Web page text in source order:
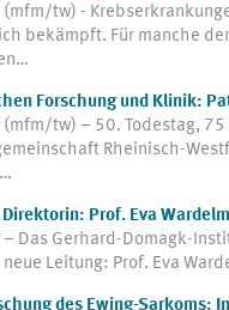
(mfm/tw) -
bekämpft. Für manche
Forschung und Klinik:
(mfm/tw) – 50. Todestag,
Rheinisch-
Direktorin: Prof. Eva
– Das Gerhard-Domagk-
neue Leitung: Prof. Eva
des Ewing-Sarkoms: